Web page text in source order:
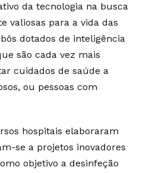
da tecnologia na busca
valiosas para a vida das
dotados de inteligência
são cada vez mais
cuidados de saúde a
ou pessoas com
hospitais elaboraram
se a projetos inovadores
objetivo a desinfeção